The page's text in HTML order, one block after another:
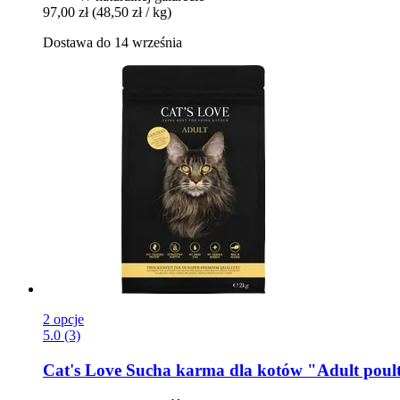
97,00 zł (48,50 zł / kg)
Dostawa do 14 września
2 opcje
5.0 (3)
Cat's Love Sucha karma dla kotów "Adult